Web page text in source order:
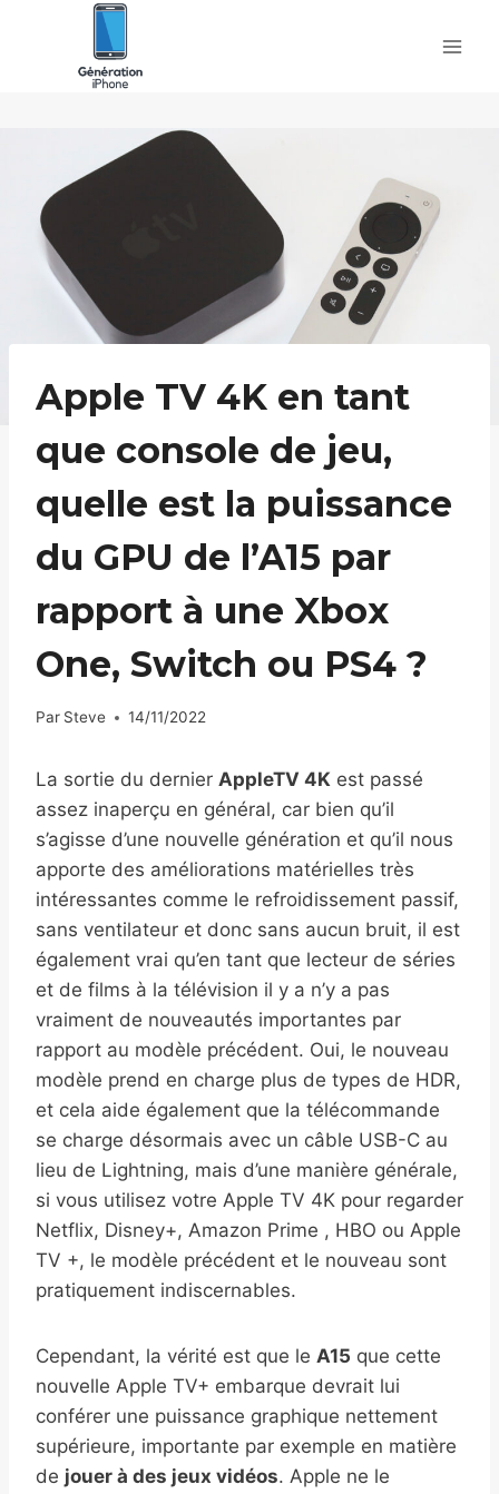
Apple TV 4K en tant
que console de jeu,
quelle est la puissance
du GPU de l’A15 par
rapport à une Xbox
One, Switch ou PS4 ?
Par Steve 14/11/2022
La sortie du dernier AppleTV 4K est passé
assez inaperçu en général, car bien qu’il
s’agisse d’une nouvelle génération et qu’il nous
apporte des améliorations matérielles très
intéressantes comme le refroidissement passif,
sans ventilateur et donc sans aucun bruit, il est
également vrai qu’en tant que lecteur de séries
et de films à la télévision il y a n’y a pas
vraiment de nouveautés importantes par
rapport au modèle précédent. Oui, le nouveau
modèle prend en charge plus de types de HDR,
et cela aide également que la télécommande
se charge désormais avec un câble USB-C au
lieu de Lightning, mais d’une manière générale,
si vous utilisez votre Apple TV 4K pour regarder
Netflix, Disney+, Amazon Prime , HBO ou Apple
TV +, le modèle précédent et le nouveau sont
pratiquement indiscernables.
Cependant, la vérité est que le A15 que cette
nouvelle Apple TV+ embarque devrait lui
conférer une puissance graphique nettement
supérieure, importante par exemple en matière
de jouer à des jeux vidéos. Apple ne le